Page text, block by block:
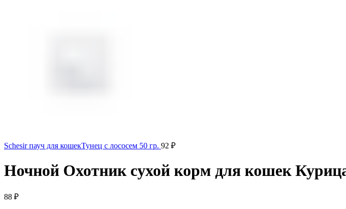
Schesir пауч для кошекТунец с лососем 50 гр. 92 ₽
Ночной Охотник сухой корм для кошек
88 ₽